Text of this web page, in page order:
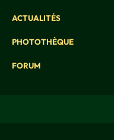
ACTUALITÉS
PHOTOTHÈQUE
FORUM